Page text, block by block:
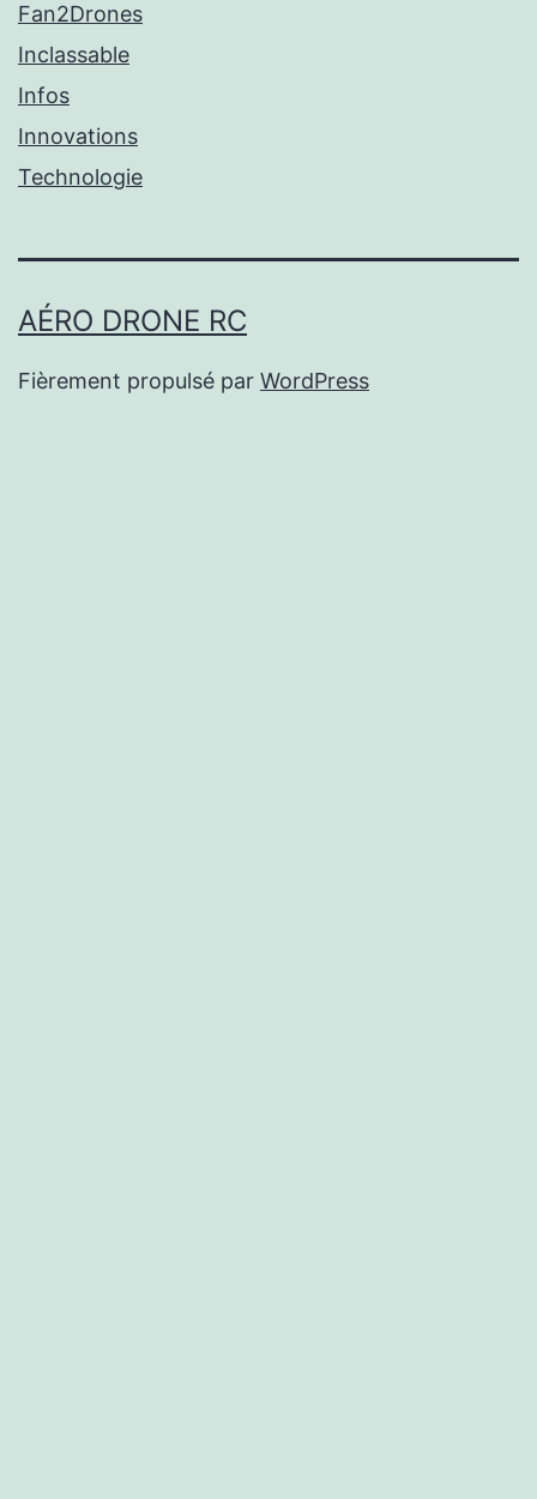
Fan2Drones
Inclassable
Infos
Innovations
Technologie
AÉRO DRONE RC
Fièrement propulsé par WordPress